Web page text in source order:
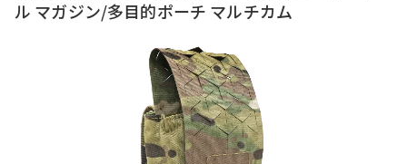
ル マガジン/多目的ポーチ マルチカム